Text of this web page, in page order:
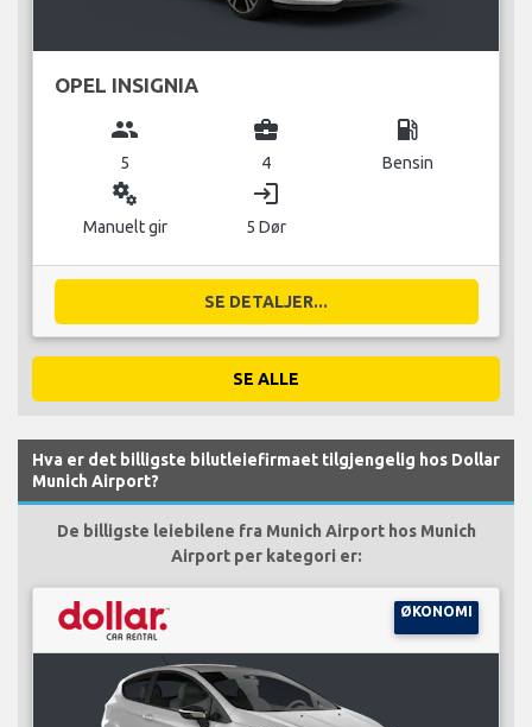
OPEL INSIGNIA
group
5
business_center
4
local_gas_station
Bensin
miscellaneous_services
Manuelt gir
login
5 Dør
SE DETALJER...
SE ALLE
Hva er det billigste bilutleiefirmaet tilgjengelig hos Dollar
Munich Airport?
De billigste leiebilene fra Munich Airport hos Munich
Airport per kategori er:
ØKONOMI